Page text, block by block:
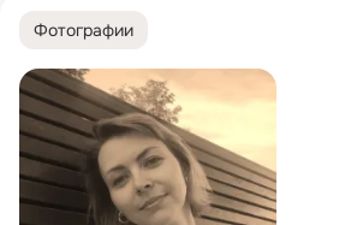
Фотографии